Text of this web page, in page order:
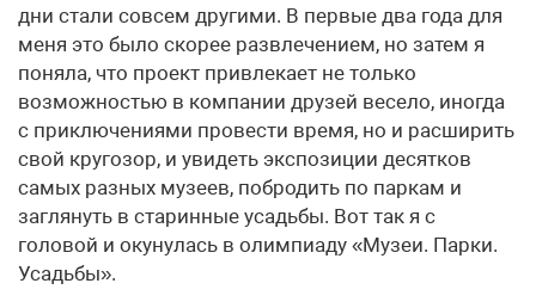
дни стали совсем другими. В первые два года для
меня это было скорее развлечением, но затем я
поняла, что проект привлекает не только
возможностью в компании друзей весело, иногда
с приключениями провести время, но и расширить
свой кругозор, и увидеть экспозиции десятков
самых разных музеев, побродить по паркам и
заглянуть в старинные усадьбы. Вот так я с
головой и окунулась в олимпиаду «Музеи. Парки.
Усадьбы».